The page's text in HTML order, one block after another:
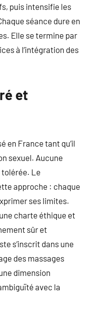
puis intensifie les
séance dure en
Elle se termine par
à l’intégration des
et
en France tant qu’il
sexuel. Aucune
tolérée. Le
approche : chaque
ses limites.
charte éthique et
sûr et
s’inscrit dans une
des massages
dimension
avec la